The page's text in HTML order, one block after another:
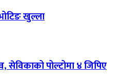
खुल्ला
सेविकाको पोल्टोमा ४ जिपिए